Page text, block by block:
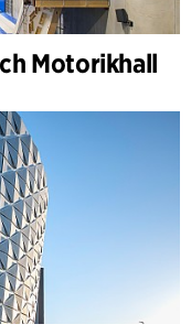
Motorikhall